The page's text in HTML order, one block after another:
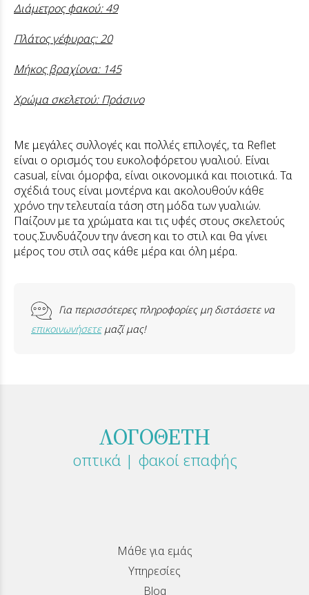
Διάμετρος φακού: 49
Πλάτος γέφυρας: 20
Μήκος βραχίονα: 145
Χρώμα σκελετού: Πράσινο
Με μεγάλες συλλογές και πολλές επιλογές, τα Reflet
είναι ο ορισμός του ευκολοφόρετου γυαλιού. Είναι
casual, είναι όμορφα, είναι οικονομικά και ποιοτικά. Τα
σχέδιά τους είναι μοντέρνα και ακολουθούν κάθε
χρόνο την τελευταία τάση στη μόδα των γυαλιών.
Παίζουν με τα χρώματα και τις υφές στους σκελετούς
τους.Συνδυάζουν την άνεση και το στιλ και θα γίνει
μέρος του στιλ σας κάθε μέρα και όλη μέρα.
Για περισσότερες πληροφορίες μη διστάσετε να
επικοινωνήσετεμαζί μας!
ΛΟΓΟΘΕΤΗ
οπτικά | φακοί επαφής
Μάθε για εμάς
Υπηρεσίες
Blog